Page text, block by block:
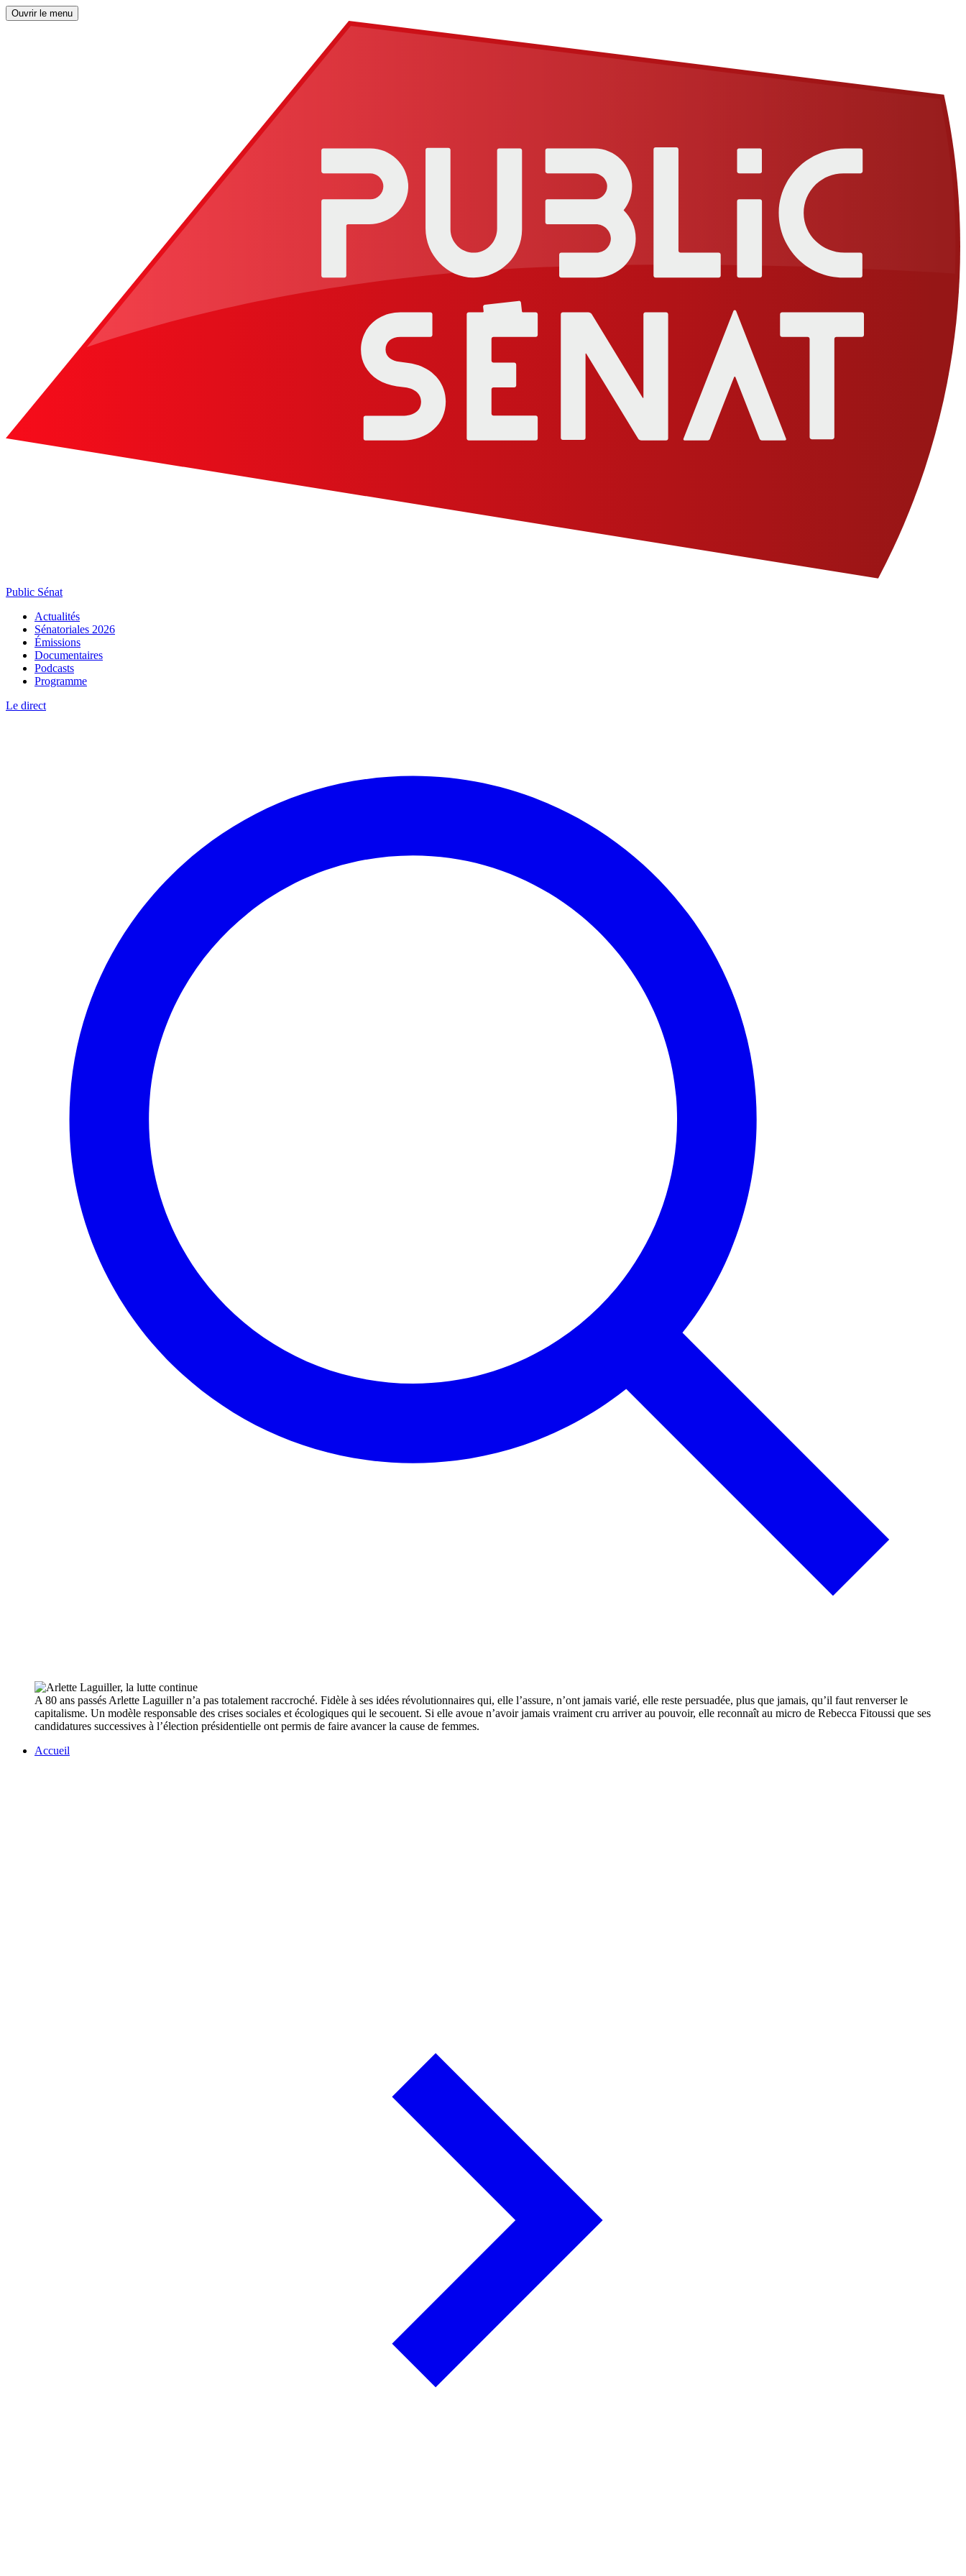
Ouvrir le menu
Public Sénat
Actualités
Sénatoriales 2026
Émissions
Documentaires
Podcasts
Programme
Le direct
A 80 ans passés Arlette Laguiller n’a pas totalement raccroché. Fidèle à ses idées révolutionnaires qui, elle l’assure, n’ont jamais varié, elle reste persuadée, plus que jamais, qu’il faut renverser le
capitalisme. Un modèle responsable des crises sociales et écologiques qui le secouent. Si elle avoue n’avoir jamais vraiment cru arriver au pouvoir, elle reconnaît au micro de Rebecca Fitoussi que ses
candidatures successives à l’élection présidentielle ont permis de faire avancer la cause de femmes.
Accueil